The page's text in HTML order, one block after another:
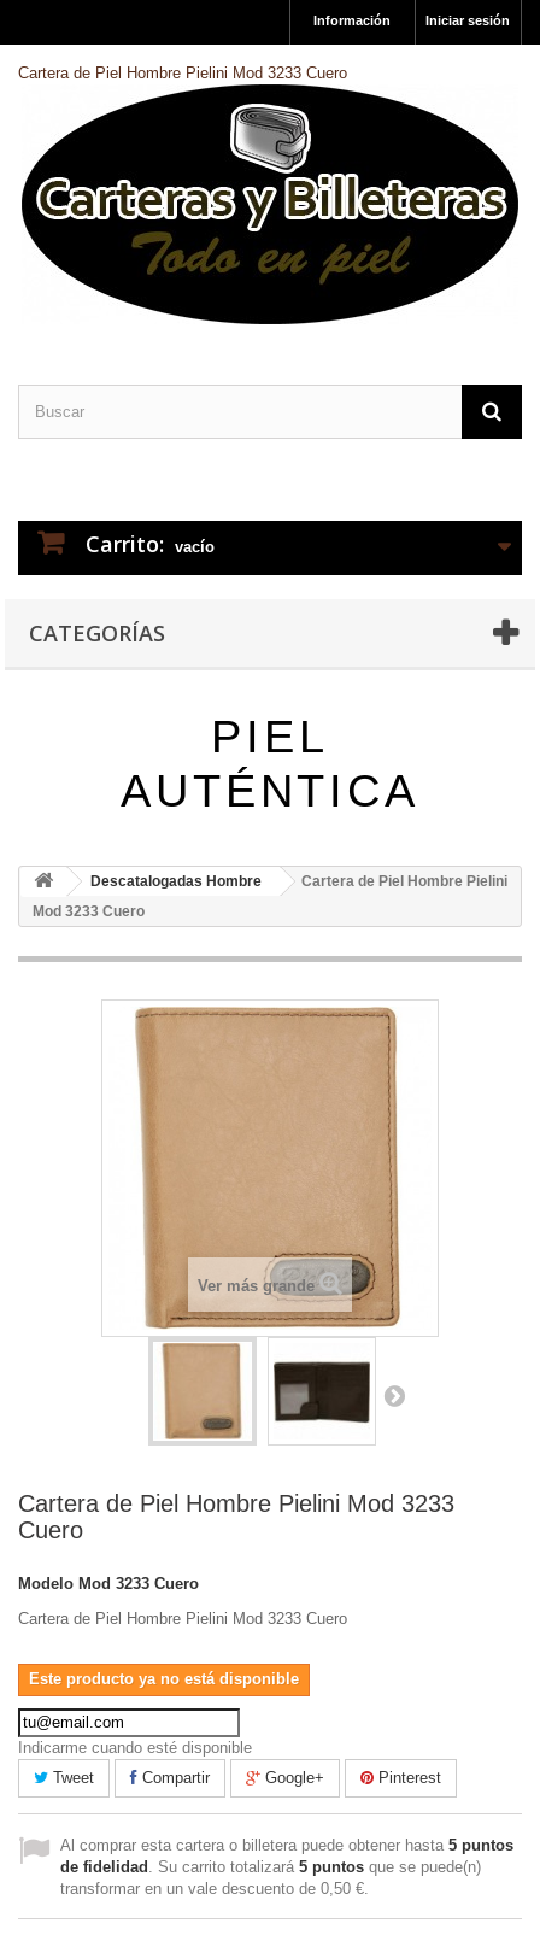
Iniciar sesión
Información
Cartera de Piel Hombre Pielini Mod 3233 Cuero
Carrito: vacío
CATEGORÍAS
PIEL
AUTÉNTICA
Descatalogadas Hombre
Cartera de Piel Hombre Pielini
Mod 3233 Cuero
Ver más grande
Cartera de Piel Hombre Pielini Mod 3233
Cuero
Modelo Mod 3233 Cuero
Cartera de Piel Hombre Pielini Mod 3233 Cuero
Este producto ya no está disponible
Indicarme cuando esté disponible
Tweet
Compartir Google+ Pinterest
Al comprar esta cartera o billetera puede obtener hasta 5 puntos
de fidelidad . Su carrito totalizará 5 puntos que se puede(n)
transformar en un vale descuento de 0,50 €.